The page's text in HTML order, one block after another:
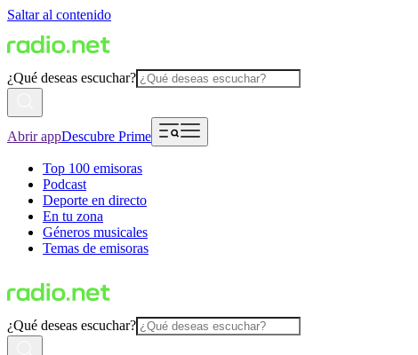
Saltar al contenido
¿Qué deseas escuchar?
Abrir appDescubre Prime
Top 100 emisoras
Podcast
Deporte en directo
En tu zona
Géneros musicales
Temas de emisoras
¿Qué deseas escuchar?